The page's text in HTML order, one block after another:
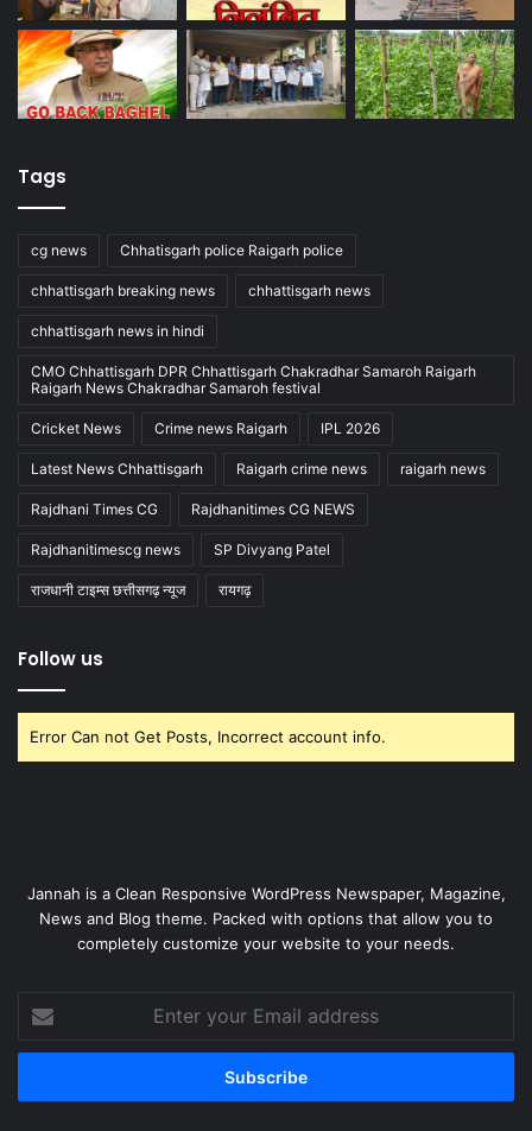
Tags
cg news Chhatisgarh police Raigarh police
chhattisgarh breaking news chhattisgarh news
chhattisgarh news in hindi
CMO Chhattisgarh DPR Chhattisgarh Chakradhar Samaroh Raigarh
Raigarh News Chakradhar Samaroh festival
Cricket News Crime news Raigarh IPL 2026
Latest News Chhattisgarh Raigarh crime news raigarh news
Rajdhani Times CG Rajdhanitimes CG NEWS
Rajdhanitimescg news SP Divyang Patel
राजधानी टाइम्स छत्तीसगढ़ न्यूज रायगढ़
Follow us
Error Can not Get Posts, Incorrect account info.
Jannah is a Clean Responsive WordPress Newspaper, Magazine,
News and Blog theme. Packed with options that allow you to
completely customize your website to your needs.
your
Email